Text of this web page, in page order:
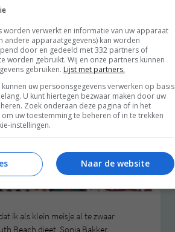
ik als klein meisje al te zwaar
Beach dieet, Sonja Bakker,
worden verwerkt en informatie van uw apparaat
andere apparaatgegevens) kan worden
door en gedeeld met 332 partners of
worden gebruikt. Wij en onze partners kunnen
gebruiken. Lijst met partners.
uw persoonsgegevens verwerken op basis
U kunt hiertegen bezwaar maken door uw
Zoek onderaan deze pagina of in het
uw toestemming te beheren of in te trekken
instellingen.
Naar de website